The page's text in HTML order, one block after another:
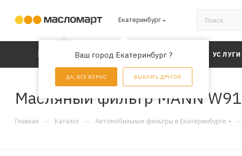
Екатеринбург
Ваш город Екатеринбург ?
ДА, ВСЕ ВЕРНО ВЫБРАТЬ ДРУГОЙ
КАТАЛОГ АКЦИИ
Масляный фильтр MANN
Главная — Каталог — Автомобильные фильтры в Екатеринбурге —